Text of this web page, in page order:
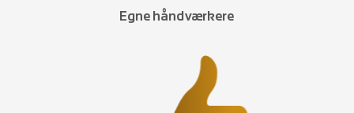
Egne håndværkere